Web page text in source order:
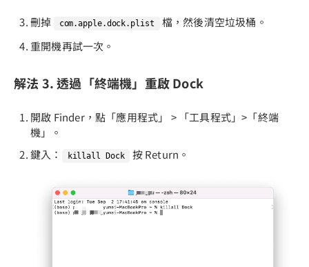
刪掉 com.apple.dock.plist
檔，然後清空垃圾桶。
重開機再試一次。
解法 3. 透過「終端機」重啟 Dock
開啟 Finder，點「應用程式」 > 「工具程式」>「終端
機」。
鍵入：
killall Dock 按 Return。